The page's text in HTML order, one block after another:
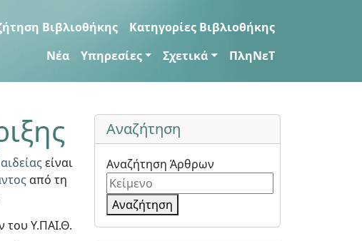
Βιβλιοθήκης
Κατηγορίες Βιβλιοθήκης
Νέα
Υπηρεσίες Σχετικά ΠληΝεΤ
είναι
από τη
του Υ.ΠΑΙ.Θ.
Αναζήτηση
Αναζήτηση Άρθρων
Αναζήτηση